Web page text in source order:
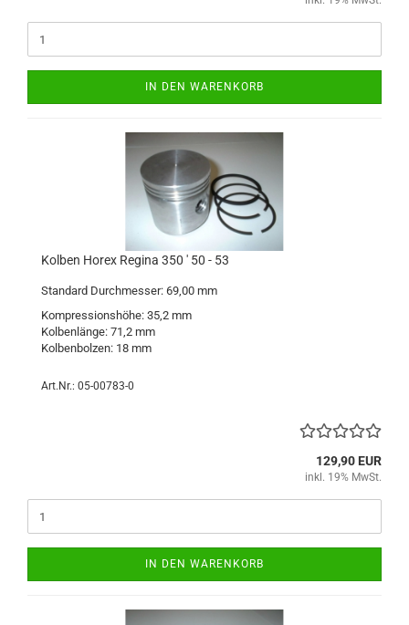
IN DEN WARENKORB
Kolben Horex Regina 350 ' 50 - 53
Standard Durchmesser: 69,00 mm
Kompressionshöhe: 35,2 mm
Kolbenlänge: 71,2 mm
Kolbenbolzen: 18 mm
Art.Nr.: 05-00783-0
129,90 EUR
inkl. 19% MwSt.
IN DEN WARENKORB